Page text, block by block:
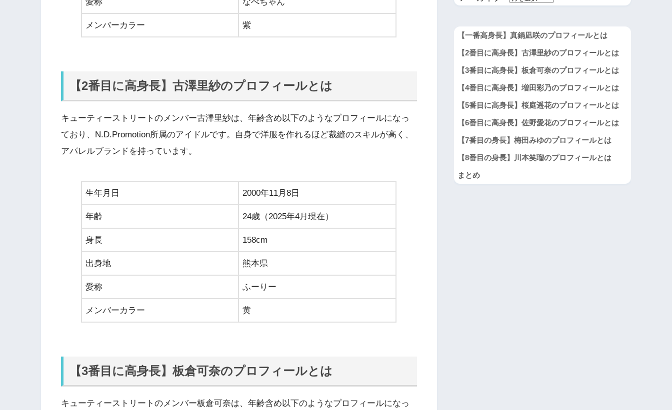
メンバーカラー 紫
【2番目に高身長】古澤里紗のプロフィールとは
キューティーストリートのメンバー古澤里紗は、年齢含め以下のようなプロフィールになっ
ており、N.D.Promotion所属のアイドルです。自身で洋服を作れるほど裁縫のスキルが高く、
アパレルブランドを持っています。
生年月日 2000年11月8日
年齢 24歳（2025年4月現在）
身長 158cm
出身地 熊本県
愛称 ふーりー
メンバーカラー 黄
【3番目に高身長】板倉可奈のプロフィールとは
キューティーストリートのメンバー板倉可奈は、年齢含め以下のようなプロフィールになっ
【一番高身長】真鍋凪咲のプロフィールとは
【2番目に高身長】古澤里紗のプロフィールとは
【3番目に高身長】板倉可奈のプロフィールとは
【4番目に高身長】増田彩乃のプロフィールとは
【5番目に高身長】桜庭遥花のプロフィールとは
【6番目に高身長】佐野愛花のプロフィールとは
【7番目の身長】梅田みゆのプロフィールとは
【8番目の身長】川本笑瑠のプロフィールとは
まとめ